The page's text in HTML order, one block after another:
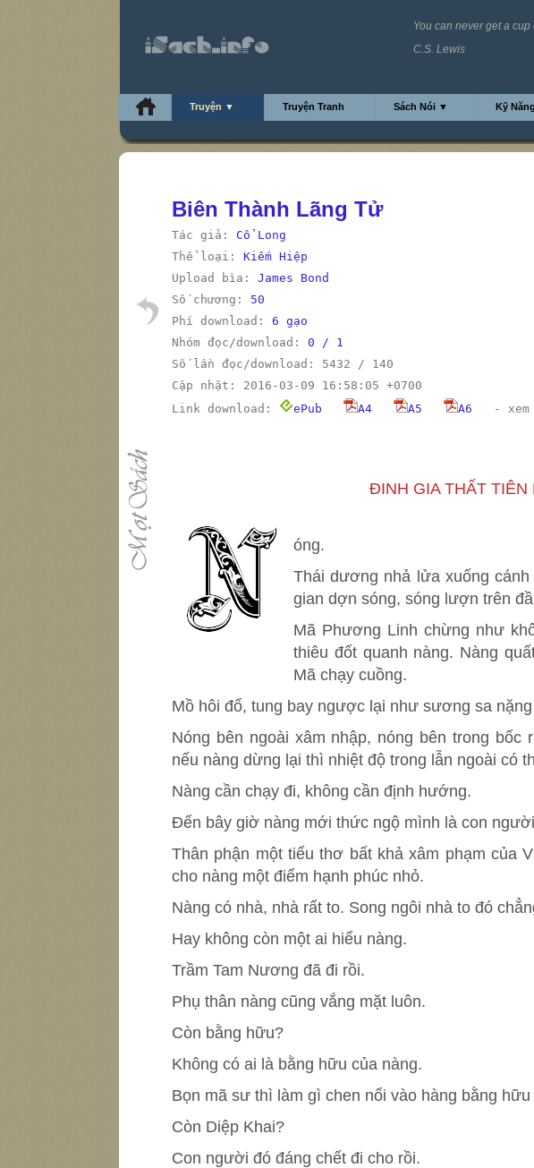
You can never get a
C.S. Lewis
Truyện ▼ Truyện Tranh Sách Nói ▼ Kỹ
Biên Thành Lãng Tử
Tác giả: Cổ Long
Thể loại: Kiếm Hiệp
Upload bìa: James Bond
Số chương: 50
Phí download: 6 gạo
Nhóm đọc/download: 0 / 1
Số lần đọc/download: 5432 / 140
Cập nhật: 2016-03-09 16:58:05 +0700
Link download:
ePub A4 A5 A6 -
ĐINH GIA THẤT TIÊN
óng.
Thái dương nhả lửa xuống
gian dợn sóng, sóng lượn trên
Mã Phương Linh chừng như
thiêu đốt quanh nàng. Nàng
Mã chạy cuồng.
Mồ hôi đổ, tung bay ngược lại như sương sa
Nóng bên ngoài xâm nhập, nóng bên trong bốc
nếu nàng dừng lại thì nhiệt độ trong lẫn ngoài có
Nàng cần chạy đi, không cần định hướng.
Đến bây giờ nàng mới thức ngộ mình là con
Thân phận một tiểu thơ bất khả xâm phạm của
cho nàng một điểm hạnh phúc nhỏ.
Nàng có nhà, nhà rất to. Song ngôi nhà to đó
Hay không còn một ai hiểu nàng.
Trầm Tam Nương đã đi rồi.
Phụ thân nàng cũng vắng mặt luôn.
Còn bằng hữu?
Không có ai là bằng hữu của nàng.
Bọn mã sư thì làm gì chen nổi vào hàng bằng
Còn Diệp Khai?
Con người đó đáng chết đi cho rồi.